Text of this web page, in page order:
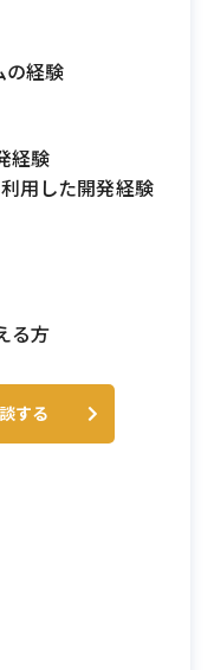
の経験
経験
用した開発経験
る方
する